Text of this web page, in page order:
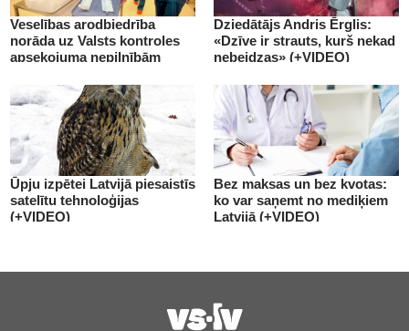
Veselības arodbiedrība
norāda uz Valsts kontroles
apsekojuma nepilnībām
Dziedātājs Andris Ērglis:
«Dzīve ir strauts, kurš nekad
nebeidzas» (+VIDEO)
Ūpju izpētei Latvijā piesaistīs
satelītu tehnoloģijas
(+VIDEO)
Bez maksas un bez kvotas:
ko var saņemt no mediķiem
Latvijā (+VIDEO)